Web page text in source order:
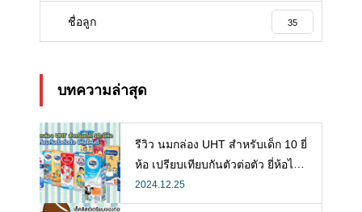
ชื่อลูก 35
บทความล่าสุด
รีวิว นมกล่อง UHT สำหรับเด็ก 10 ยี่
ห้อ เปรียบเทียบกันตัวต่อตัว ยี่ห้อไห
นดี พร้อมแนะวิธีการเลือกนมกล่องใ
ห้ลูก
2024.12.25